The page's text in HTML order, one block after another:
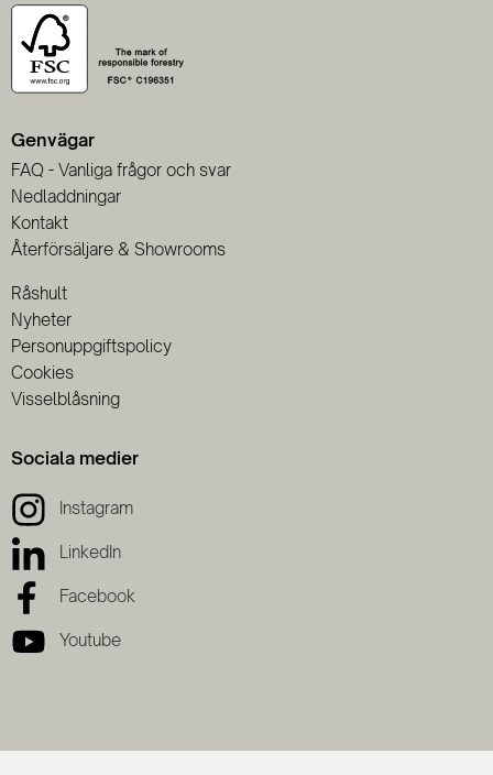
Genvägar
FAQ - Vanliga frågor och svar
Nedladdningar
Kontakt
Återförsäljare & Showrooms
Råshult
Nyheter
Personuppgiftspolicy
Cookies
Visselblåsning
Sociala medier
Instagram
LinkedIn
Facebook
Youtube